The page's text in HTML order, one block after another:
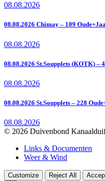
08.08.2026
08.08.2026 Chimay – 109
08.08.2026
08.08.2026 St.Soupplets (KOTK) –
08.08.2026
08.08.2026 St.Soupplets – 228
08.08.2026
© 2026 Duivenbond
Links & Documenten
Weer & Wind
Customize Reject All